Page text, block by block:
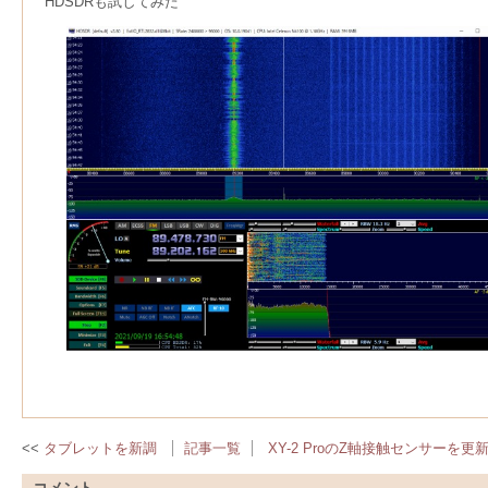
タブレットを新調 記事一覧 XY-2 ProのZ軸接触センサーを更新